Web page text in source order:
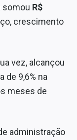
somou R$
crescimento
vez, alcançou
de 9,6% na
meses de
administração